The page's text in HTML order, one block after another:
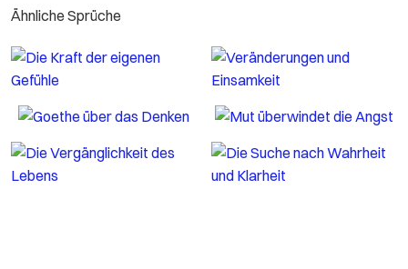
Ähnliche Sprüche